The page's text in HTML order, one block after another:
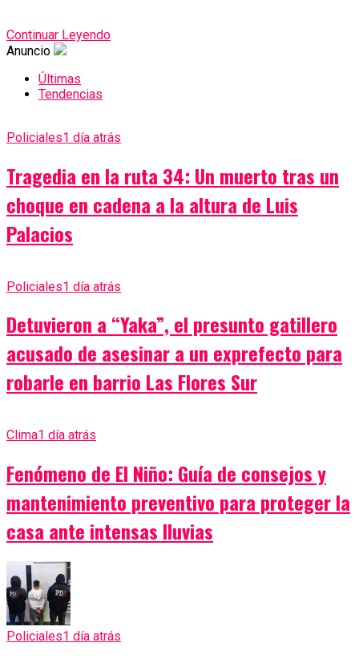
Continuar Leyendo
Anuncio
Últimas
Tendencias
Policiales1 día atrás
Tragedia en la ruta 34: Un muerto tras un
choque en cadena a la altura de Luis
Palacios
Policiales1 día atrás
Detuvieron a “Yaka”, el presunto gatillero
acusado de asesinar a un exprefecto para
robarle en barrio Las Flores Sur
Clima1 día atrás
Fenómeno de El Niño: Guía de consejos y
mantenimiento preventivo para proteger la
casa ante intensas lluvias
Policiales1 día atrás